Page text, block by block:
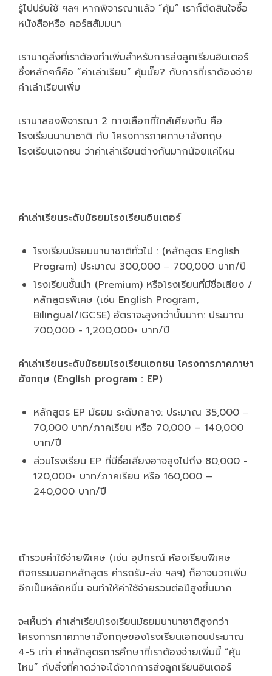
รู้ไปปรับใช้ ฯลฯ หากพิจารณาแล้ว “คุ้ม” เราก็ตัดสินใจซื้อ
หนังสือหรือ คอร์สสัมมนา
เรามาดูสิ่งที่เราต้องทำเพิ่มสำหรับการส่งลูกเรียนอินเตอร์
ซึ่งหลักๆก็คือ “ค่าเล่าเรียน” คุ้มมั๊ย? กับการที่เราต้องจ่าย
ค่าเล่าเรียนเพิ่ม
เรามาลองพิจารณา 2 ทางเลือกที่ใกล้เคียงกัน คือ
โรงเรียนนานาชาติ กับ โครงการภาคภาษาอังกฤษ
โรงเรียนเอกชน ว่าค่าเล่าเรียนต่างกันมากน้อยแค่ไหน
ค่าเล่าเรียนระดับมัธยมโรงเรียนอินเตอร์
โรงเรียนมัธยมนานาชาติทั่วไป : (หลักสูตร English
Program) ประมาณ 300,000 ‒ 700,000 บาท/ปี
โรงเรียนชั้นนำ (Premium) หรือโรงเรียนที่มีชื่อเสียง /
หลักสูตรพิเศษ (เช่น English Program,
Bilingual/IGCSE) อัตราจะสูงกว่านั้นมาก: ประมาณ
700,000 - 1,200,000+ บาท/ปี
ค่าเล่าเรียนระดับมัธยมโรงเรียนเอกชน โครงการภาคภาษา
อังกฤษ (English program : EP)
หลักสูตร EP มัธยม ระดับกลาง: ประมาณ 35,000 ‒
70,000 บาท/ภาคเรียน หรือ 70,000 – 140,000
บาท/ปี
ส่วนโรงเรียน EP ที่มีชื่อเสียงอาจสูงไปถึง 80,000 -
120,000+ บาท/ภาคเรียน หรือ 160,000 –
240,000 บาท/ปี
ถ้ารวมค่าใช้จ่ายพิเศษ (เช่น อุปกรณ์ ห้องเรียนพิเศษ
กิจกรรมนอกหลักสูตร ค่ารถรับ-ส่ง ฯลฯ) ก็อาจบวกเพิ่ม
อีกเป็นหลักหมื่น จนทำให้ค่าใช้จ่ายรวมต่อปีสูงขึ้นมาก
จะเห็นว่า ค่าเล่าเรียนโรงเรียนมัธยมนานาชาติสูงกว่า
โครงการภาคภาษาอังกฤษของโรงเรียนเอกชนประมาณ
4-5 เท่า ค่าหลักสูตรการศึกษาที่เราต้องจ่ายเพิ่มนี้ “คุ้ม
ไหม” กับสิ่งที่คาดว่าจะได้จากการส่งลูกเรียนอินเตอร์